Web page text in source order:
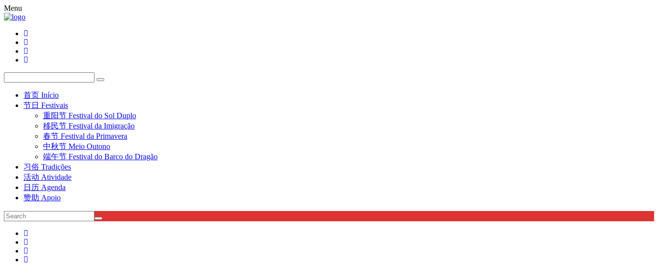
Menu
首页 Início
节日 Festivais
重阳节 Festival do Sol Duplo
移民节 Festival da Imigração
春节 Festival da Primavera
中秋节 Meio Outono
端午节 Festival do Barco do Dragão
习俗 Tradições
活动 Atividade
日历 Agenda
赞助 Apoio